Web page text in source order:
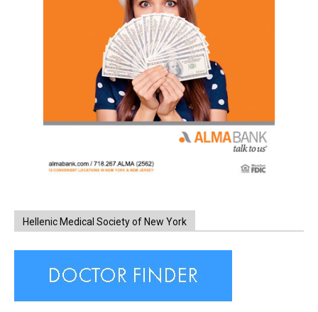
Hellenic Medical Society of New York